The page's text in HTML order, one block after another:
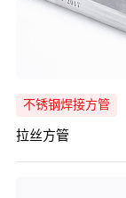
不锈钢焊接方管
拉丝方管